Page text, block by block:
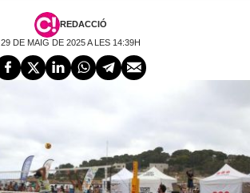
REDACCIÓ
29 DE MAIG DE 2025 A LES 14:39H